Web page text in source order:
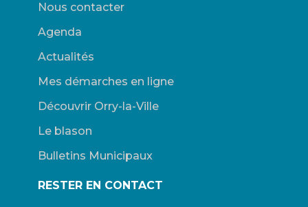
Nous contacter
Agenda
Actualités
Mes démarches en ligne
Découvrir Orry-la-Ville
Le blason
Bulletins Municipaux
RESTER EN CONTACT